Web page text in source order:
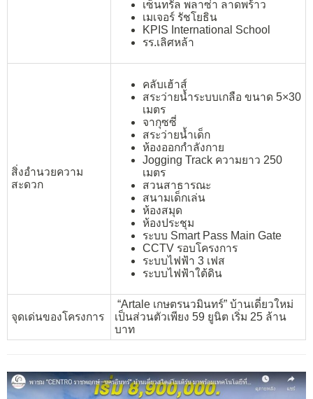
เซ็นทรัล พลาซ่า ลาดพร้าว
เมเจอร์ รัชโยธิน
KPIS International School
รร.เลิศหล้า
สิ่งอำนวยความ
สะดวก
คลับเฮ้าส์
สระว่ายน้ำระบบเกลือ ขนาด 5×30
เมตร
จากุซซี่
สระว่ายน้ำเด็ก
ห้องออกกำลังกาย
Jogging Track ความยาว 250
เมตร
สวนสาธารณะ
สนามเด็กเล่น
ห้องสมุด
ห้องประชุม
ระบบ Smart Pass Main Gate
CCTV รอบโครงการ
ระบบไฟฟ้า 3 เฟส
ระบบไฟฟ้าใต้ดิน
จุดเด่นของโครงการ
“Artale เกษตรนวมินทร์” บ้านเดี่ยวใหม่
เป็นส่วนตัวเพียง 59 ยูนิต เริ่ม 25 ล้าน
บาท